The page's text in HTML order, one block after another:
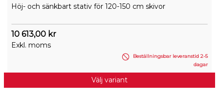
Höj- och sänkbart stativ för 120-150 cm skivor
10 613,00 kr
Exkl. moms
Beställningsbar leveranstid 2-5
dagar
Välj variant